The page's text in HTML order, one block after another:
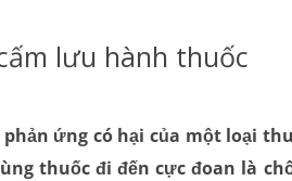
Rối loạn giấc ngủ
Phục hồi chức năng Hô hấp
lưu hành thuốc
ứng có hại của một loại
thuốc đi đến cực đoan là